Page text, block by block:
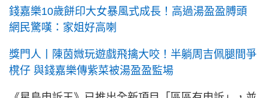
錢嘉樂10歲餅印大女暴風式成長！高過湯盈盈膊頭
網民驚嘆：家姐好高喇
獎門人丨陳茵媺玩遊戲飛擒大咬！半躺周吉佩腿間爭
櫈仔 與錢嘉樂傳紫菜被湯盈盈監場